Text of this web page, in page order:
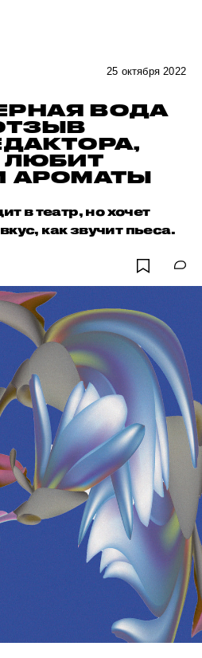
25 октября 2022
ВОДА
ЛЮБИТ
АРОМАТЫ
в театр, но хочет
как звучит пьеса.